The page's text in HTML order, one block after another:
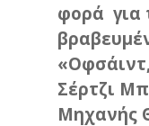
φορά για
Σέρτζι
Μηχανής